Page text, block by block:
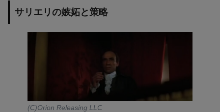
サリエリの嫉妬と策略
(C)Orion Releasing LLC